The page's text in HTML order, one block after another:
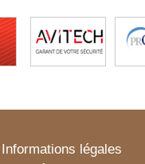
Informations légales